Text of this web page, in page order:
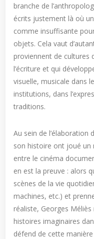
branche de
écrits justement là où
comme insuffisante
objets. Cela vaut
proviennent de cultures
l’écriture et qui
visuelle, musicale dans
institutions, dans
traditions.
Au sein de l’élaboration
son histoire ont joué un
entre le cinéma
en est la preuve : alors
scènes de la vie
machines, etc.) et
réaliste, Georges
histoires imaginaires
défend de cette